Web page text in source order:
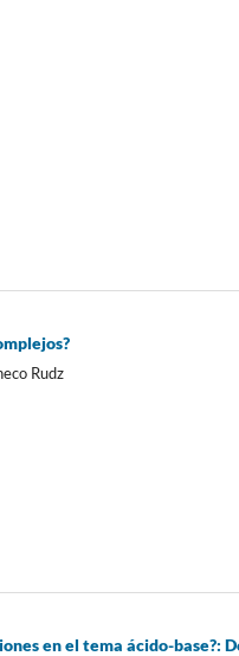
Rudz
en el tema ácido-base?: